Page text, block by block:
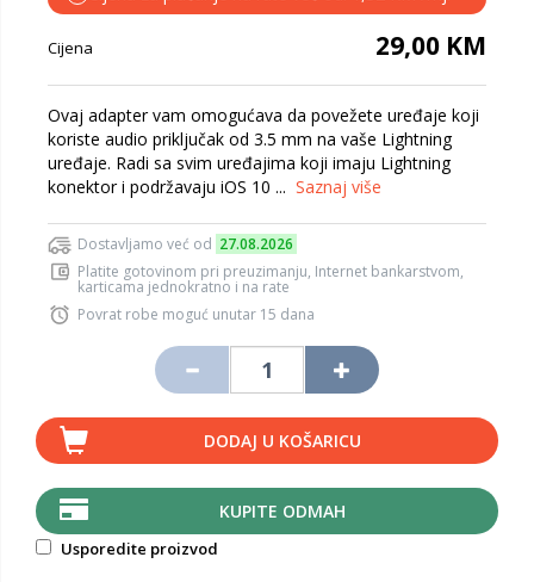
Cijena 29,00 KM
Ovaj adapter vam omogućava da povežete uređaje koji
koriste audio priključak od 3.5 mm na vaše Lightning
uređaje. Radi sa svim uređajima koji imaju Lightning
konektor i podržavaju iOS 10 ... Saznaj više
Dostavljamo već od 27.08.2026
Platite gotovinom pri preuzimanju, Internet bankarstvom,
karticama jednokratno i na rate
Povrat robe moguć unutar 15 dana
DODAJ U KOŠARICU
KUPITE ODMAH
Usporedite proizvod